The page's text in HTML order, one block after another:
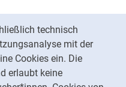
technisch
mit der
Cookies ein. Die
erlaubt keine